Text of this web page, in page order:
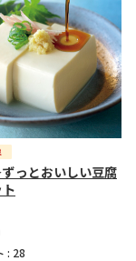
っとおいしい豆腐
: 28